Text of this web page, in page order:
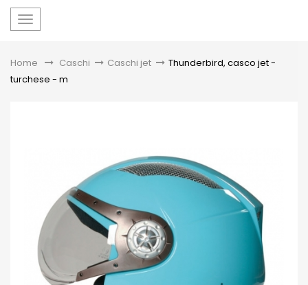
navigazione
Home &gt;Caschi > Caschi jet > Thunderbird, casco jet -
turchese - m